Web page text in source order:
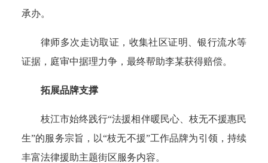
承办。
律师多次走访取证，收集社区证明、银行流水等
证据，庭审中据理力争，最终帮助李某获得赔偿。
拓展品牌支撑
枝江市始终践行“法援相伴暖民心、枝无不援惠民
生”的服务宗旨，以“枝无不援”工作品牌为引领，持续
丰富法律援助主题街区服务内容。